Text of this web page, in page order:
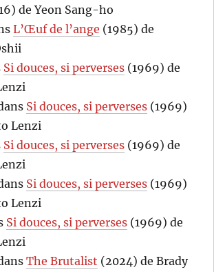
de Yeon Sang-ho
L’Œuf de l’ange (1985) de
Si douces, si perverses (1969) de
Si douces, si perverses (1969)
Lenzi
Si douces, si perverses (1969) de
Si douces, si perverses (1969)
Lenzi
Si douces, si perverses (1969) de
The Brutalist (2024) de Brady